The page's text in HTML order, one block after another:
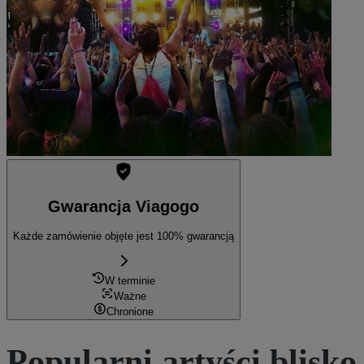
Zobacz bilety
Gwarancja Viagogo
Każde zamówienie objęte jest 100% gwarancją
W terminie
Ważne
Chronione